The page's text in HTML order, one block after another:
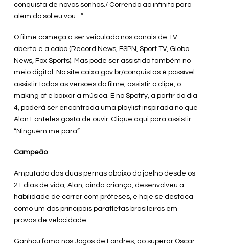
conquista de novos sonhos./ Correndo ao infinito para
além do sol eu vou…”.
O filme começa a ser veiculado nos canais de TV
aberta e a cabo (Record News, ESPN, Sport TV, Globo
News, Fox Sports). Mas pode ser assistido também no
meio digital. No site caixa.gov.br/conquistas é possível
assistir todas as versões do filme, assistir o clipe, o
making of e baixar a música. E no Spotify, a partir do dia
4, poderá ser encontrada uma playlist inspirada no que
Alan Fonteles gosta de ouvir. Clique aqui para assistir
“Ninguém me para”.
Campeão
Amputado das duas pernas abaixo do joelho desde os
21 dias de vida, Alan, ainda criança, desenvolveu a
habilidade de correr com próteses, e hoje se destaca
como um dos principais paratletas brasileiros em
provas de velocidade.
Ganhou fama nos Jogos de Londres, ao superar Oscar